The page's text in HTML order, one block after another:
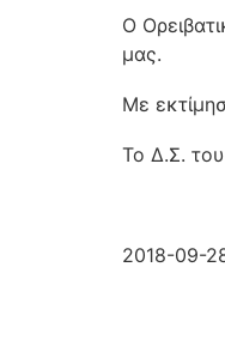
Ο
μας.
Με
Το Δ.Σ.
2018-09-